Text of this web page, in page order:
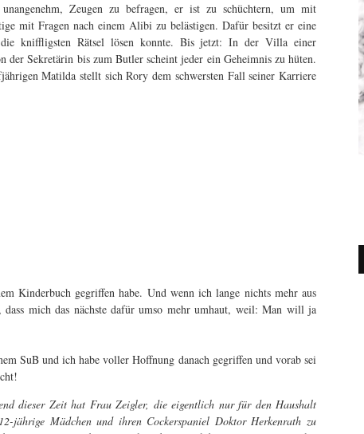
Zeugen zu befragen, er ist zu schüchtern, um mit
mit Fragen nach einem Alibi zu belästigen. Dafür besitzt er eine
kniffligsten Rätsel lösen konnte. Bis jetzt: In der Villa einer
Sekretärin bis zum Butler scheint jeder ein Geheimnis zu hüten.
Matilda stellt sich Rory dem schwersten Fall seiner Karriere
Kinderbuch gegriffen habe. Und wenn ich lange nichts mehr aus
mich das nächste dafür umso mehr umhaut, weil: Man will ja
SuB und ich habe voller Hoffnung danach gegriffen und vorab sei
dieser Zeit hat Frau Zeigler, die eigentlich nur für den Haushalt
jährige Mädchen und ihren Cockerspaniel Doktor Herkenrath zu